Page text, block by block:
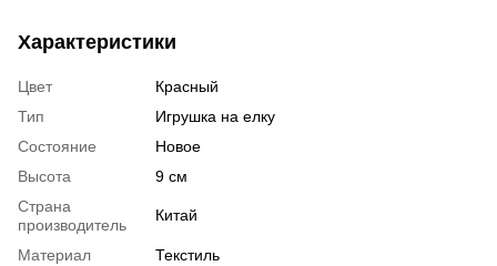
Характеристики
Цвет
Красный
Тип
Игрушка на елку
Состояние
Новое
Высота
9 см
Страна
производитель
Китай
Материал Текстиль